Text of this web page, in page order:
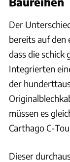
Der
bereits auf den
dass die schick
Integrierten
der
müssen es
Carthago C-
Dieser